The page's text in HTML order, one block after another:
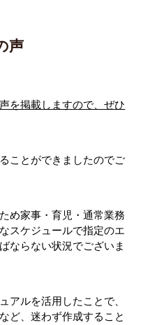
声
を掲載しますので、ぜひ
ことができましたのでご
め家事・育児・通常業務
スケジュールで指定のエ
ならない状況でございま
アルを活用したことで、
ど、迷わず作成すること